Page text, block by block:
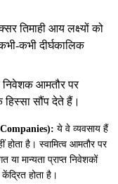
तिमाही आय लक्ष्यों को
कभी दीर्घकालिक
आमतौर पर
हिस्सा सौंप देते हैं।
ये वे व्यवसाय हैं
होता है। स्वामित्व आमतौर पर
या मान्यता प्राप्त निवेशकों
होता है।